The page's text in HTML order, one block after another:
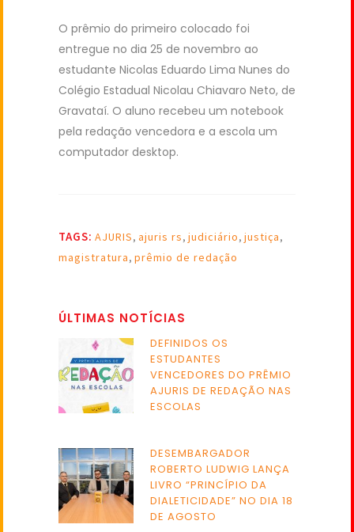
O prêmio do primeiro colocado foi
entregue no dia 25 de novembro ao
estudante Nicolas Eduardo Lima Nunes do
Colégio Estadual Nicolau Chiavaro Neto, de
Gravataí. O aluno recebeu um notebook
pela redação vencedora e a escola um
computador desktop.
TAGS: AJURIS, ajuris rs, judiciário, justiça,
magistratura, prêmio de redação
ÚLTIMAS NOTÍCIAS
DEFINIDOS OS
ESTUDANTES
VENCEDORES DO PRÊMIO
AJURIS DE REDAÇÃO NAS
ESCOLAS
DESEMBARGADOR
ROBERTO LUDWIG LANÇA
LIVRO “PRINCÍPIO DA
DIALETICIDADE” NO DIA 18
DE AGOSTO